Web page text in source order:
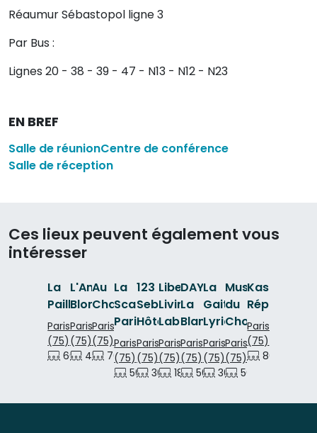
Réaumur Sébastopol ligne 3
Par Bus :
Lignes 20 - 38 - 39 - 47 - N13 - N12 - N23
EN BREF
Salle de réunionCentre de conférence
Salle de réception
Ces lieux peuvent également vous
intéresser
La
Paillasse
Paris
(75)
60 p.
80 p.
L'Antichambre
Blondel
Paris
(75)
40 p.
60 p.
Au
Charbon
Paris
(75)
70 p.
La
Scala
Paris
Paris
(75)
500 p.
500 p.
123
Sebastopol
Hôtel
Paris
(75)
30 p.
80 p.
Liberté
Living-
Lab
Paris
(75)
180 p.
180 p.
DAYOFF
La
Blanchisserie
Paris
(75)
50 p.
50 p.
La
Gaité
Lyrique
Paris
(75)
300 p.
Musée
du
Chocolat
Paris
(75)
50 p.
Kaskad
République
Paris
(75)
80 p.